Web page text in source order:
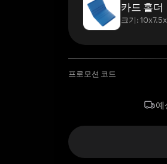
카드 홀더
크기:
프로모션 코드
예